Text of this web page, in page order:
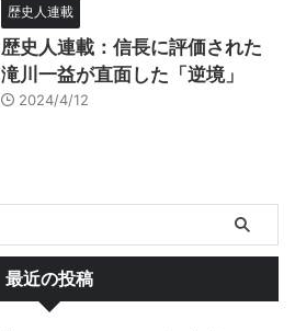
歴史人連載
歴史人連載：信長に評価された
滝川一益が直面した「逆境」
2024/4/12
最近の投稿